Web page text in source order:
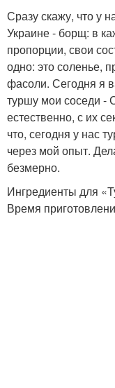
Сразу скажу, что у
Украине - борщ: в
пропорции, свои
одно: это соленье,
фасоли. Сегодня я
туршу мои соседи -
естественно, с их
что, сегодня у нас
через мой опыт.
безмерно.
Ингредиенты для
Время